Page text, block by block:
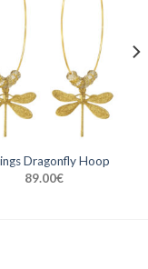
Dragonfly Hoop
89.00€